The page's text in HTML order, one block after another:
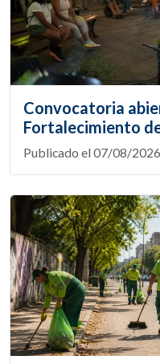
Convocatoria
Fortalecimiento
Publicado el 07/08/2026